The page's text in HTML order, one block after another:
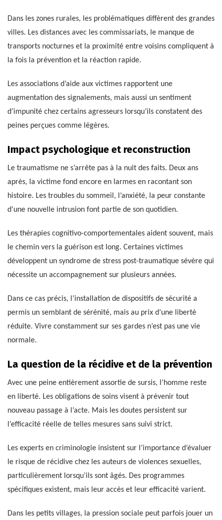
Dans les zones rurales, les problématiques diffèrent des grandes
villes. Les distances avec les commissariats, le manque de
transports nocturnes et la proximité entre voisins compliquent à
la fois la prévention et la réaction rapide.
Les associations d’aide aux victimes rapportent une
augmentation des signalements, mais aussi un sentiment
d’impunité chez certains agresseurs lorsqu’ils constatent des
peines perçues comme légères.
Impact psychologique et reconstruction
Le traumatisme ne s’arrête pas à la nuit des faits. Deux ans
après, la victime fond encore en larmes en racontant son
histoire. Les troubles du sommeil, l’anxiété, la peur constante
d’une nouvelle intrusion font partie de son quotidien.
Les thérapies cognitivo-comportementales aident souvent, mais
le chemin vers la guérison est long. Certaines victimes
développent un syndrome de stress post-traumatique sévère qui
nécessite un accompagnement sur plusieurs années.
Dans ce cas précis, l’installation de dispositifs de sécurité a
permis un semblant de sérénité, mais au prix d’une liberté
réduite. Vivre constamment sur ses gardes n’est pas une vie
normale.
La question de la récidive et de la prévention
Avec une peine entièrement assortie de sursis, l’homme reste
en liberté. Les obligations de soins visent à prévenir tout
nouveau passage à l’acte. Mais les doutes persistent sur
l’efficacité réelle de telles mesures sans suivi strict.
Les experts en criminologie insistent sur l’importance d’évaluer
le risque de récidive chez les auteurs de violences sexuelles,
particulièrement lorsqu’ils sont âgés. Des programmes
spécifiques existent, mais leur accès et leur efficacité varient.
Dans les petits villages, la pression sociale peut parfois jouer un